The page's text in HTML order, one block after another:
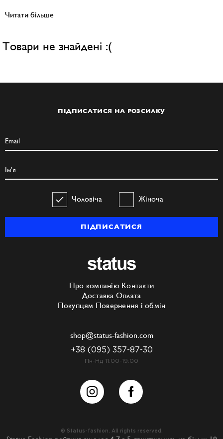
Читати більше
Товари не знайдені :(
ПІДПИСАТИСЯ НА РОЗСИЛКУ
Чоловіча Жіноча
ПІДПИСАТИСЯ
Про компанію Контакти
Доставка Оплата
Покупцям Повернення і обмін
shop@status-fashion.com
+38 (095) 357-87-30
Пн-Нд 11:00-19:00
© Status-fashion. All rights reserved.